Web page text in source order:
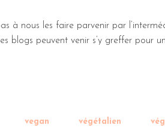
à nous les faire parvenir par
blogs peuvent venir s’y greffer pour
vegan végétalien